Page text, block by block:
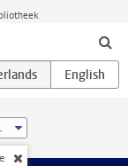
(BSc)